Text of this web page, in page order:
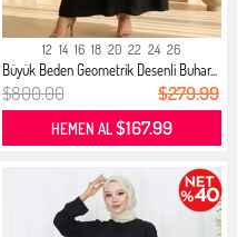
12 14 16 18 20 22 24 26
Büyük Beden Geometrik Desenli Buhar...
$800.00 $279.99
HEMEN AL$167.99